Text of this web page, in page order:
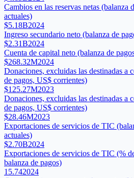
Cambios en las reservas netas (balanza
actuales)
$5.18B2024
Ingreso secundario neto (balanza de
$2.31B2024
Cuenta de capital neto (balanza de
$268.32M2024
Donaciones, excluidas las destinadas a
de pagos, US$ corrientes)
$125.27M2023
Donaciones, excluidas las destinadas a
de pagos, US$ corrientes)
$28.46M2023
Exportaciones de servicios de TIC
actuales)
$2.70B2024
Exportaciones de servicios de TIC (%
balanza de pagos)
15.742024